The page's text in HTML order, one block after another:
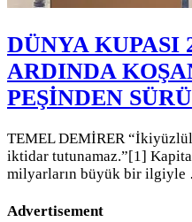
DÜNYA KUPASI
ARDINDA
PEŞİNDEN
TEMEL DEMİRER
iktidar tutunamaz.”[1]
milyarların büyük bir
Advertisement